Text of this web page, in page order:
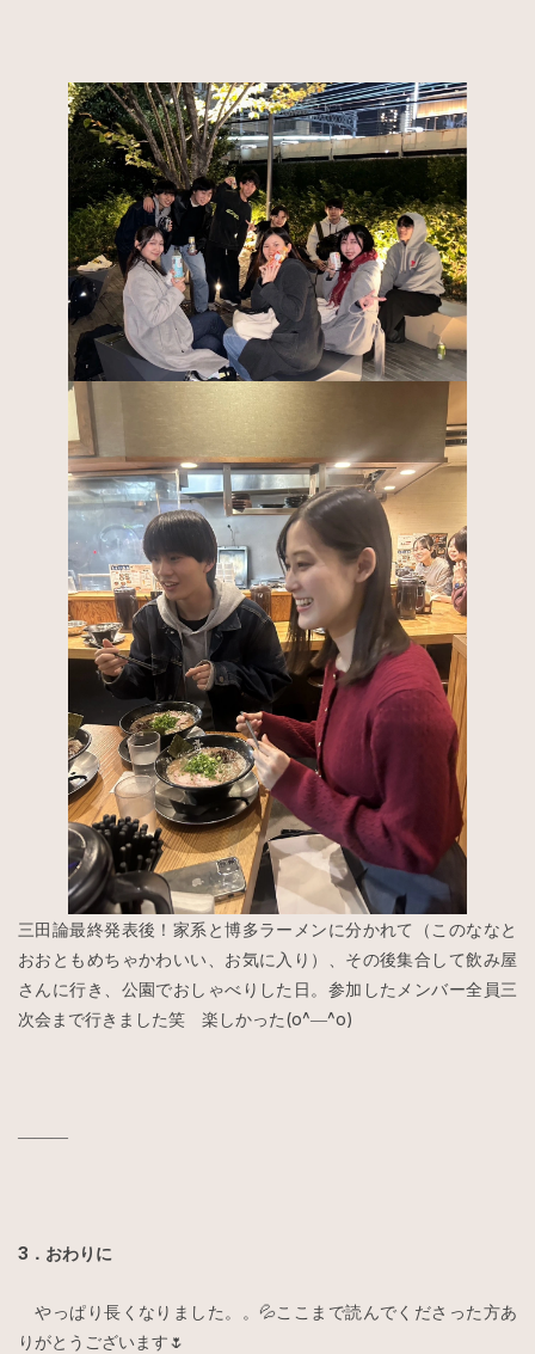
三田論最終発表後！家系と博多ラーメンに分かれて（このななと
おおともめちゃかわいい、お気に入り）、その後集合して飲み屋
さんに行き、公園でおしゃべりした日。参加したメンバー全員三
次会まで行きました笑 楽しかった(o^―^o)
―――
3．おわりに
やっぱり長くなりました。。💦ここまで読んでくださった方あ
りがとうございます🌷